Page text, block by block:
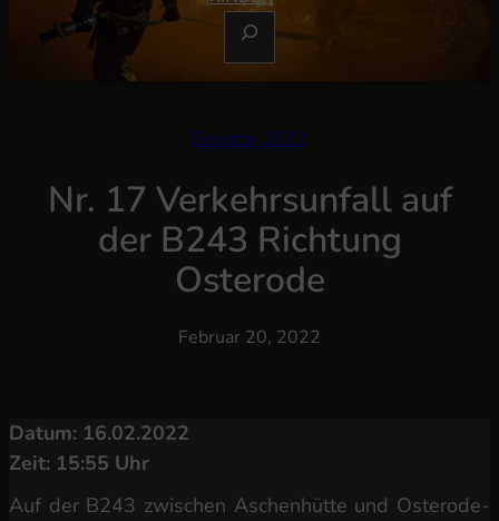
C
E
Einsätze 2022
Nr. 17 Verkehrsunfall auf
der B243 Richtung
Osterode
Februar 20, 2022
Datum: 16.02.2022
Zeit: 15:55 Uhr
Auf der B243 zwischen Aschenhütte und Osterode-